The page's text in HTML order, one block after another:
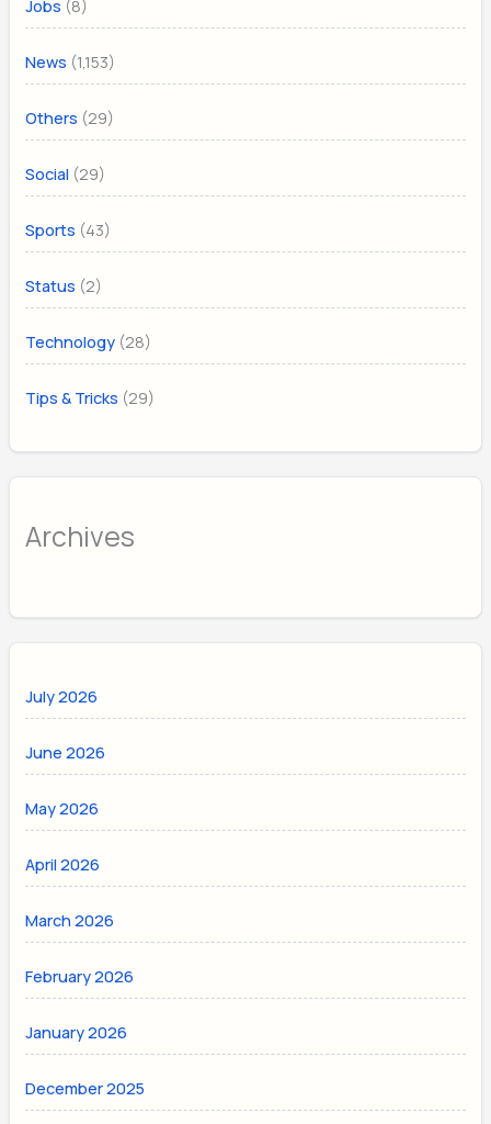
Jobs (8)
News (1,153)
Others (29)
Social (29)
Sports (43)
Status (2)
Technology (28)
Tips & Tricks (29)
Archives
July 2026
June 2026
May 2026
April 2026
March 2026
February 2026
January 2026
December 2025